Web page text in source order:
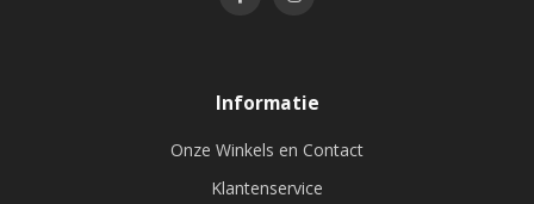
Informatie
Onze Winkels en Contact
Klantenservice